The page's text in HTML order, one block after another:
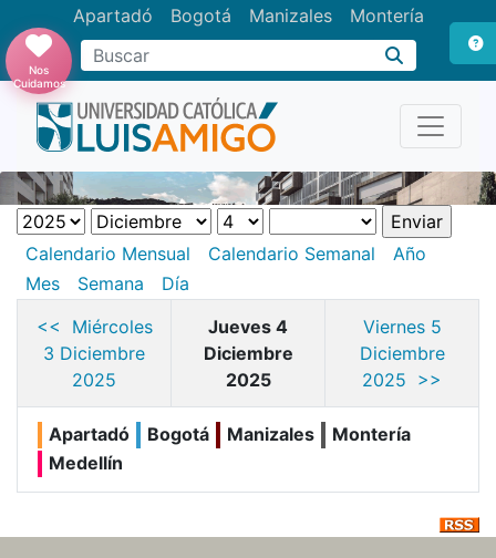
Apartadó Bogotá Manizales Montería
Buscar
Nos
Cuidamos
Calendario Mensual Calendario Semanal
Año
Mes
Semana
Día
<< Miércoles
3 Diciembre
2025
Jueves 4
Diciembre
2025
Viernes 5
Diciembre
2025 >>
Apartadó Bogotá Manizales
Montería
Medellín